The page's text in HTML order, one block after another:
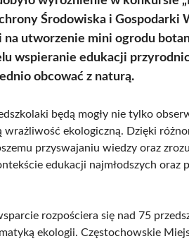
Środowiska i Gospodarki
utworzenie mini ogrodu
wspieranie edukacji
obcować z naturą.
będą mogły nie tylko
ekologiczną. Dzięki
przyswajaniu wiedzy oraz
edukacji najmłodszych oraz
rozpościera się nad 75
ekologii. Częstochowskie